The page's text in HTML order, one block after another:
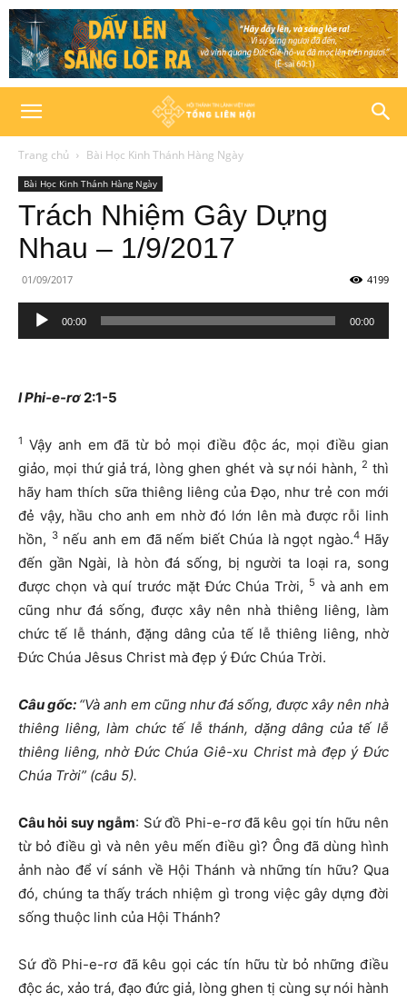
Trang chủ Bài Học Kinh Thánh Hàng Ngày
Bài Học Kinh Thánh Hàng Ngày
Trách Nhiệm Gây Dựng
Nhau – 1/9/2017
01/09/2017 4199
Trình
phát
00:00 00:00
I Phi-e-rơ2:1-5
1 Vậy anh em đã từ bỏ mọi điều độc ác, mọi điều gian
giảo, mọi thứ giả trá, lòng ghen ghét và sự nói hành,2 thì
hãy ham thích sữa thiêng liêng của Đạo, như trẻ con mới
đẻ vậy, hầu cho anh em nhờ đó lớn lên mà được rỗi linh
hồn, 3nếu anh em đã nếm biết Chúa là ngọt ngào.4Hãy
đến gần Ngài, là hòn đá sống, bị người ta loại ra, song
được chọn và quí trước mặt Đức Chúa Trời, 5 và anh em
cũng như đá sống, được xây nên nhà thiêng liêng, làm
chức tế lễ thánh, đặng dâng của tế lễ thiêng liêng, nhờ
Đức Chúa Jêsus Christ mà đẹp ý Đức Chúa Trời.
Câu gốc: “Và anh em cũng như đá sống, được xây nên nhà
thiêng liêng, làm chức tế lễ thánh, dặng dâng của tế lễ
thiêng liêng, nhờ Đức Chúa Giê-xu Christ mà đẹp ý Đức
Chúa Trời” (câu 5).
Câu hỏi suy ngẫm: Sứ đồ Phi-e-rơ đã kêu gọi tín hữu nên
từ bỏ điều gì và nên yêu mến điều gì? Ông đã dùng hình
ảnh nào để ví sánh về Hội Thánh và những tín hữu? Qua
đó, chúng ta thấy trách nhiệm gì trong việc gây dựng đời
sống thuộc linh của Hội Thánh?
Sứ đồ Phi-e-rơ đã kêu gọi các tín hữu từ bỏ những điều
độc ác, xảo trá, đạo đức giả, lòng ghen tị cùng sự nói hành